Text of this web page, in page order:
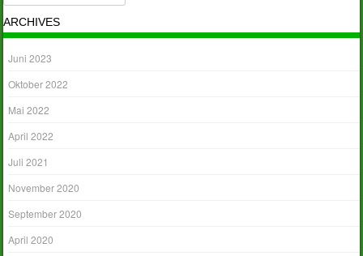
ARCHIVES
Juni 2023
Oktober 2022
Mai 2022
April 2022
Juli 2021
November 2020
September 2020
April 2020